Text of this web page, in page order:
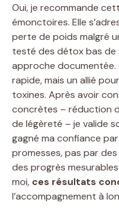
Oui, je recommande
émonctoires. Elle
perte de poids malgré
testé des détox bas de
approche documentée.
rapide, mais un allié
toxines. Après avoir
concrètes – réduction
de légèreté – je valide
gagné ma confiance
promesses, pas par
des progrès
moi, ces résultats
l’accompagnement à